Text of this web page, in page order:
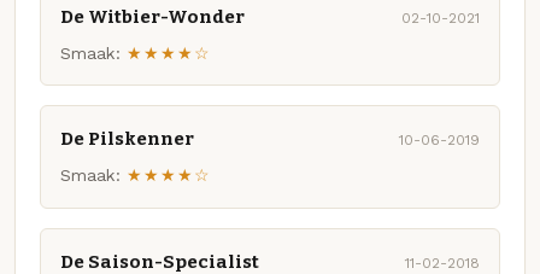
De Witbier-Wonder 02-10-2021
Smaak: ★★★★☆
De Pilskenner 10-06-2019
Smaak: ★★★★☆
De Saison-Specialist 11-02-2018